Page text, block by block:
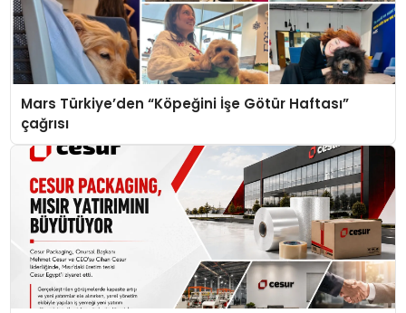
Mars Türkiye’den “Köpeğini İşe Götür Haftası”
çağrısı